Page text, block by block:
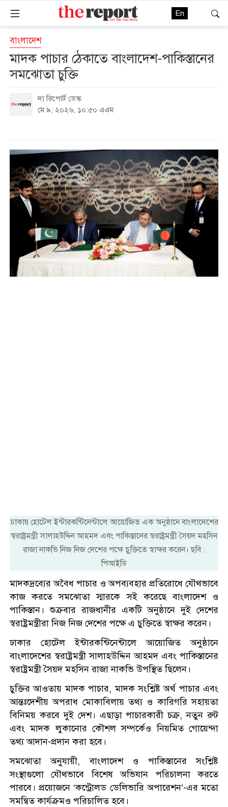
En
বাংলাদেশ
মাদক পাচার ঠেকাতে বাংলাদেশ-পাকিস্তানের
সমঝোতা চুক্তি
দ্য রিপোর্ট ডেস্ক
মে ৯, ২০২৬, ১০:৫০ এএম
ঢাকায় হোটেল ইন্টারকন্টিনেন্টালে আয়োজিত এক অনুষ্ঠানে বাংলাদেশের
স্বরাষ্ট্রমন্ত্রী সালাহউদ্দিন আহমদ এবং পাকিস্তানের স্বরাষ্ট্রমন্ত্রী সৈয়দ মহসিন
রাজা নাকভি নিজ নিজ দেশের পক্ষে চুক্তিতে স্বাক্ষর করেন। ছবি :
পিআইডি
মাদকদ্রব্যের অবৈধ পাচার ও অপব্যবহার প্রতিরোধে যৌথভাবে
কাজ করতে সমঝোতা স্মারকে সই করেছে বাংলাদেশ ও
পাকিস্তান। শুক্রবার রাজধানীর একটি অনুষ্ঠানে দুই দেশের
স্বরাষ্ট্রমন্ত্রীরা নিজ নিজ দেশের পক্ষে এ চুক্তিতে স্বাক্ষর করেন।
ঢাকার হোটেল ইন্টারকন্টিনেন্টালে আয়োজিত অনুষ্ঠানে
বাংলাদেশের স্বরাষ্ট্রমন্ত্রী সালাহউদ্দিন আহমদ এবং পাকিস্তানের
স্বরাষ্ট্রমন্ত্রী সৈয়দ মহসিন রাজা নাকভি উপস্থিত ছিলেন।
চুক্তির আওতায় মাদক পাচার, মাদক সংশ্লিষ্ট অর্থ পাচার এবং
আন্তঃদেশীয় অপরাধ মোকাবিলায় তথ্য ও কারিগরি সহায়তা
বিনিময় করবে দুই দেশ। এছাড়া পাচারকারী চক্র, নতুন রুট
এবং মাদক লুকানোর কৌশল সম্পর্কেও নিয়মিত গোয়েন্দা
তথ্য আদান-প্রদান করা হবে।
সমঝোতা অনুযায়ী, বাংলাদেশ ও পাকিস্তানের সংশ্লিষ্ট
সংস্থাগুলো যৌথভাবে বিশেষ অভিযান পরিচালনা করতে
পারবে। প্রয়োজনে ‘কন্ট্রোলড ডেলিভারি অপারেশন’-এর মতো
সমন্বিত কার্যক্রমও পরিচালিত হবে।